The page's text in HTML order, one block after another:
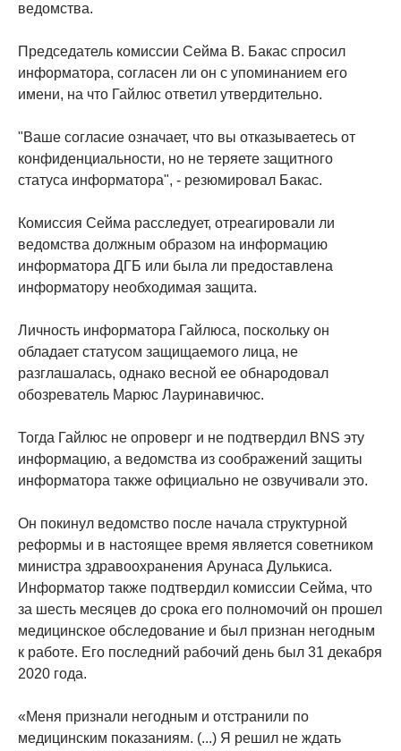
ведомства.
Председатель комиссии Сейма В. Бакас спросил
информатора, согласен ли он с упоминанием его
имени, на что Гайлюс ответил утвердительно.
"Ваше согласие означает, что вы отказываетесь от
конфиденциальности, но не теряете защитного
статуса информатора", - резюмировал Бакас.
Комиссия Сейма расследует, отреагировали ли
ведомства должным образом на информацию
информатора ДГБ или была ли предоставлена ​​
информатору необходимая защита.
Личность информатора Гайлюса, поскольку он
обладает статусом защищаемого лица, не
разглашалась, однако весной ее обнародовал
обозреватель Марюс Лауринавичюс.
Тогда Гайлюс не опроверг и не подтвердил BNS эту
информацию, а ведомства из соображений защиты
информатора также официально не озвучивали это.
Он покинул ведомство после начала структурной
реформы и в настоящее время является советником
министра здравоохранения Арунаса Дулькиса.
Информатор также подтвердил комиссии Сейма, что
за шесть месяцев до срока его полномочий он прошел
медицинское обследование и был признан негодным
к работе. Его последний рабочий день был 31 декабря
2020 года.
«Меня признали негодным и отстранили по
медицинским показаниям. (...) Я решил не ждать